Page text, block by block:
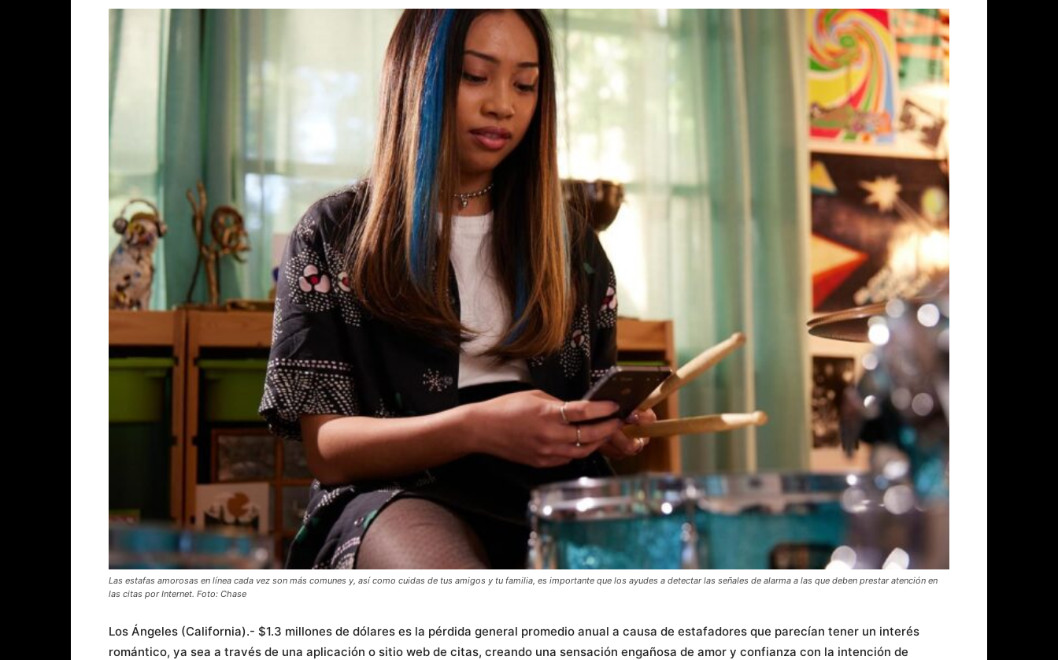
Las estafas amorosas en línea cada vez son más comunes y, así como cuidas de tus amigos y tu familia, es importante que los ayudes a detectar las señales de alarma a las que deben prestar atención en
las citas por Internet. Foto: Chase
Los Ángeles (California).- $1.3 millones de dólares es la pérdida general promedio anual a causa de estafadores que parecían tener un interés
romántico, ya sea a través de una aplicación o sitio web de citas, creando una sensación engañosa de amor y confianza con la intención de